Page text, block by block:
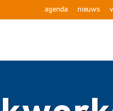
agenda nieuws